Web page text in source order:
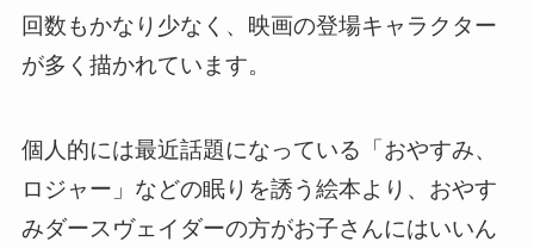
回数もかなり少なく、映画の登場キャラクター
が多く描かれています。
個人的には最近話題になっている「おやすみ、
ロジャー」などの眠りを誘う絵本より、おやす
みダースヴェイダーの方がお子さんにはいいん